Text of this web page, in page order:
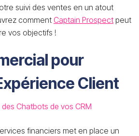
suivi des ventes en un atout
comment Captain Prospect peut
vos objectifs !
pour
Client
des Chatbots de vos CRM
financiers met en place un